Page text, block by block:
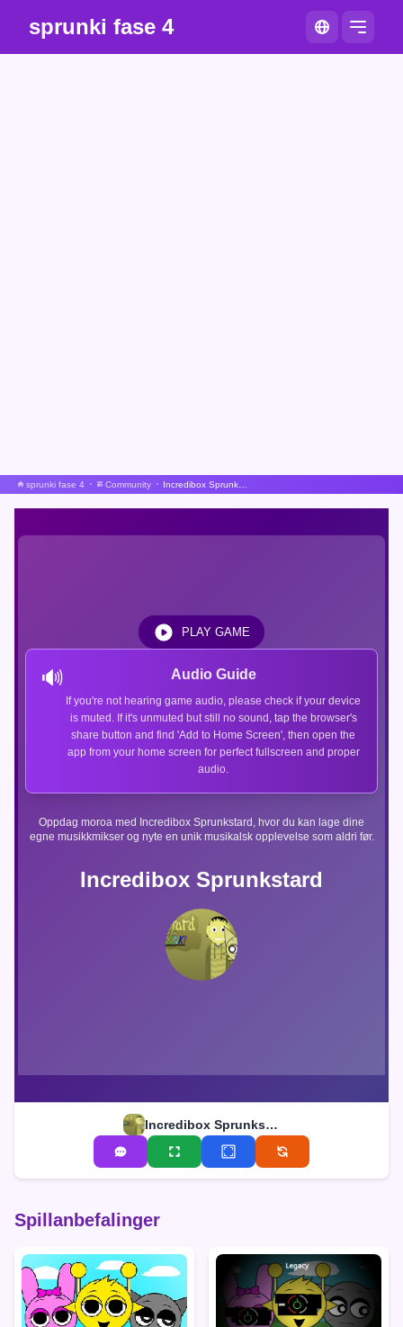
sprunki fase 4
sprunki fase 4 Community
Incredibox Sprunkstard
Oppdag moroa med Incredibox Sprunkstard, hvor du kan lage dine
egne musikkmikser og nyte en unik musikalsk opplevelse som aldri før.
🔊 Audio Guide
If you're not hearing game audio, please check if your device
is muted. If it's unmuted but still no sound, tap the browser's
share button and find 'Add to Home Screen', then open the
app from your home screen for perfect fullscreen and proper
audio.
PLAY GAME
Incredibox Sprunkstard
Spillanbefalinger